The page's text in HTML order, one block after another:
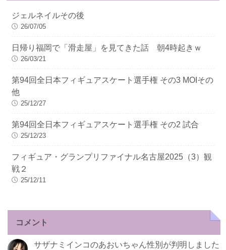
ジェルネイルその後
26/07/05
日帰り福岡で「滑走屋」を見てきた話 朝4時起きｗ
26/03/21
第94回全日本フィギュアスケート選手権 その3 MOIその
他
25/12/27
第94回全日本フィギュアスケート選手権 その2 試合
25/12/23
フィギュア・グランプリファイナル名古屋2025（3）観
戦２
25/12/11
コメント
サザナミインコのあおいちゃん性別が判明しました